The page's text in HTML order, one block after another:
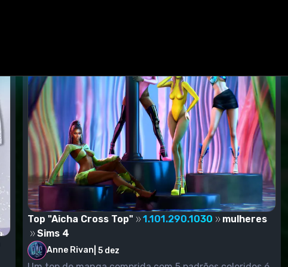
Top "Aicha Cross Top" 1.101.290.1030
mulheres
Sims 4
Anne Rivan 5 dez